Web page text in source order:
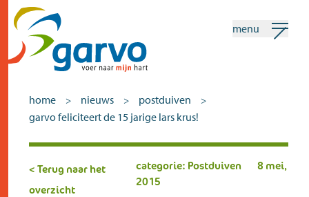
home
menu
home > nieuws > postduiven >
garvo feliciteert de 15 jarige lars krus!
< Terug naar het
overzicht
categorie: Postduiven
8 mei,
2015